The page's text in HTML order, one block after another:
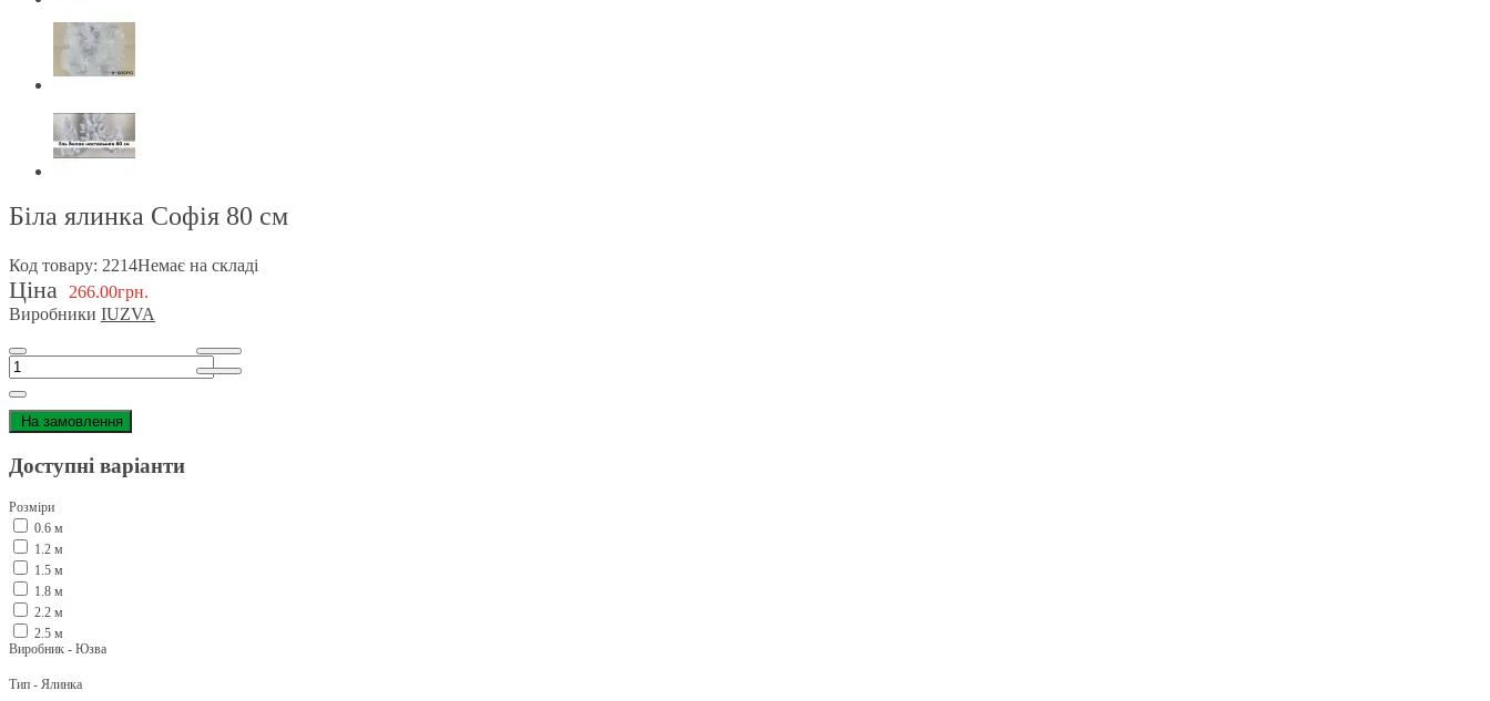
Біла ялинка Софія 80 см
Код товару: 2214Немає на складі
Ціна
266.00грн.
Виробники IUZVA
На замовлення
Доступні варіанти
Розміри
0.6 м
1.2 м
1.5 м
1.8 м
2.2 м
2.5 м
Виробник - Юзва
Тип - Ялинка